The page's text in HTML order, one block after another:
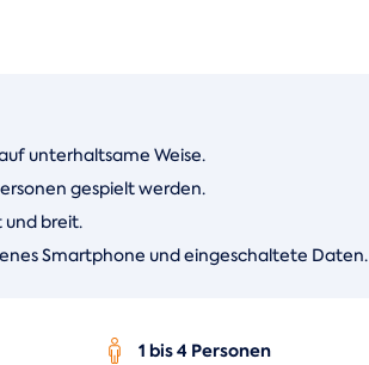
unterhaltsame Weise.
gespielt werden.
und breit.
Smartphone und eingeschaltete Daten.
1 bis 4 Personen